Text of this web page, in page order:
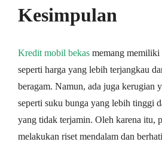
Kesimpulan
Kredit mobil bekas memang memiliki
seperti harga yang lebih terjangkau
beragam. Namun, ada juga kerugian
seperti suku bunga yang lebih tinggi
yang tidak terjamin. Oleh karena itu,
melakukan riset mendalam dan